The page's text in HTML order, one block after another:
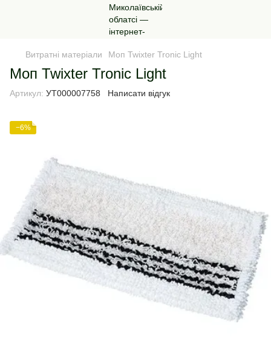
Витратні матеріали Моп Twixter Tronic Light
Моп Twixter Tronic Light
Артикул: УТ000007758 Написати відгук
−6%